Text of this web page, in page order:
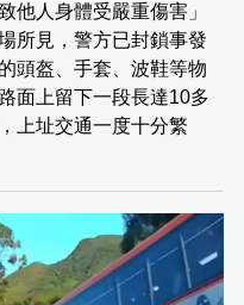
他人身體受嚴重傷害」
所見，警方已封鎖事發
頭盔、手套、波鞋等物
面上留下一段長達10多
上址交通一度十分繁